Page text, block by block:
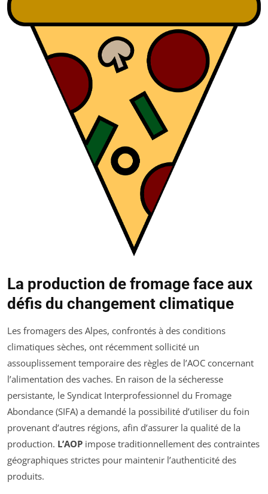
La production de fromage face aux
défis du changement climatique
Les fromagers des Alpes, confrontés à des conditions
climatiques sèches, ont récemment sollicité un
assouplissement temporaire des règles de l’AOC concernant
l’alimentation des vaches. En raison de la sécheresse
persistante, le Syndicat Interprofessionnel du Fromage
Abondance (SIFA) a demandé la possibilité d’utiliser du foin
provenant d’autres régions, afin d’assurer la qualité de la
production. L’AOP impose traditionnellement des contraintes
géographiques strictes pour maintenir l’authenticité des
produits.